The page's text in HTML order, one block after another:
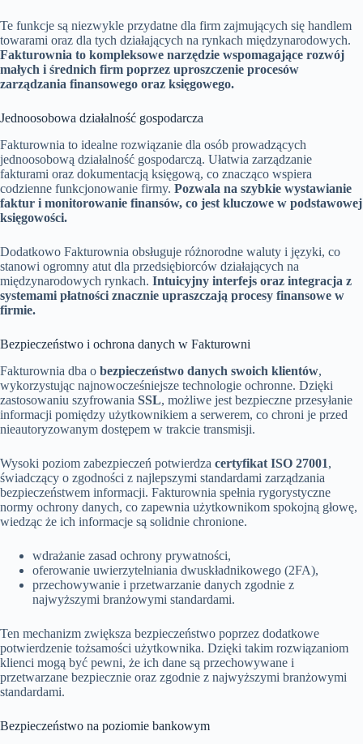
Te funkcje są niezwykle przydatne dla firm zajmujących się handlem
towarami oraz dla tych działających na rynkach międzynarodowych.
Fakturownia to kompleksowe narzędzie wspomagające rozwój
małych i średnich firm poprzez uproszczenie procesów
zarządzania finansowego oraz księgowego.
Jednoosobowa działalność gospodarcza
Fakturownia to idealne rozwiązanie dla osób prowadzących
jednoosobową działalność gospodarczą. Ułatwia zarządzanie
fakturami oraz dokumentacją księgową, co znacząco wspiera
codzienne funkcjonowanie firmy. Pozwala na szybkie wystawianie
faktur i monitorowanie finansów, co jest kluczowe w podstawowej
księgowości.
Dodatkowo Fakturownia obsługuje różnorodne waluty i języki, co
stanowi ogromny atut dla przedsiębiorców działających na
międzynarodowych rynkach. Intuicyjny interfejs oraz integracja z
systemami płatności znacznie upraszczają procesy finansowe w
firmie.
Bezpieczeństwo i ochrona danych w Fakturowni
Fakturownia dba o bezpieczeństwo danych swoich klientów,
wykorzystując najnowocześniejsze technologie ochronne. Dzięki
zastosowaniu szyfrowania SSL, możliwe jest bezpieczne przesyłanie
informacji pomiędzy użytkownikiem a serwerem, co chroni je przed
nieautoryzowanym dostępem w trakcie transmisji.
Wysoki poziom zabezpieczeń potwierdza certyfikat ISO 27001,
świadczący o zgodności z najlepszymi standardami zarządzania
bezpieczeństwem informacji. Fakturownia spełnia rygorystyczne
normy ochrony danych, co zapewnia użytkownikom spokojną głowę,
wiedząc że ich informacje są solidnie chronione.
wdrażanie zasad ochrony prywatności,
oferowanie uwierzytelniania dwuskładnikowego (2FA),
przechowywanie i przetwarzanie danych zgodnie z
najwyższymi branżowymi standardami.
Ten mechanizm zwiększa bezpieczeństwo poprzez dodatkowe
potwierdzenie tożsamości użytkownika. Dzięki takim rozwiązaniom
klienci mogą być pewni, że ich dane są przechowywane i
przetwarzane bezpiecznie oraz zgodnie z najwyższymi branżowymi
standardami.
Bezpieczeństwo na poziomie bankowym